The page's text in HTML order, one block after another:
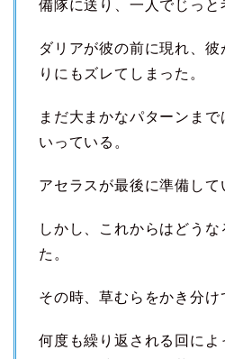
備隊に送り、一人でじっと
ダリアが彼の前に現れ、彼
りにもズレてしまった。
まだ大まかなパターンま
いっている。
アセラスが最後に準備して
しかし、これからはどうな
た。
その時、草むらをかき分け
何度も繰り返される回によ